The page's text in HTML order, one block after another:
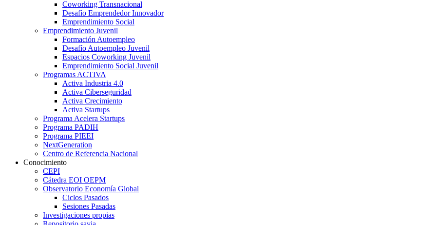
Coworking Transnacional
Desafío Emprendedor Innovador
Emprendimiento Social
Emprendimiento Juvenil
Formación Autoempleo
Desafío Autoempleo Juvenil
Espacios Coworking Juvenil
Emprendimiento Social Juvenil
Programas ACTIVA
Activa Industria 4.0
Activa Ciberseguridad
Activa Crecimiento
Activa Startups
Programa Acelera Startups
Programa PADIH
Programa PIEEI
NextGeneration
Centro de Referencia Nacional
Conocimiento
CEPI
Cátedra EOI OEPM
Observatorio Economía Global
Ciclos Pasados
Sesiones Pasadas
Investigaciones propias